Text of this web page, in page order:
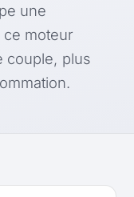
une
moteur
couple, plus